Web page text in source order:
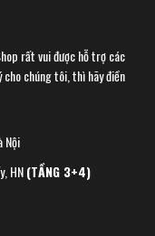
rất vui được hỗ trợ các
chúng tôi, thì hãy điền
Nội
HN(TẦNG 3+4)